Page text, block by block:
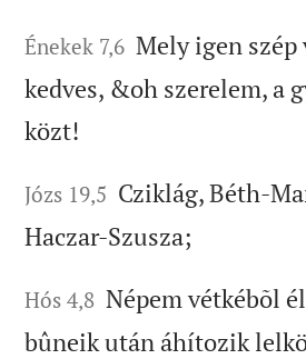
Énekek 7,6 Mely igen szép
kedves, &oh szerelem, a
közt!
Józs 19,5 Cziklág, Béth-
Haczar-Szusza;
Hós 4,8 Népem vétkébõl
bûneik után áhítozik